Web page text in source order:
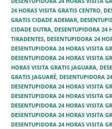
24 HORAS VISITA GRATIS CENTRO,
GRATIS CIDADE ADEMAR‎,
CIDADE DUTRA‎, DESENTUPIDORA 24
TIRADENTES‎, DESENTUPIDORA 24
DESENTUPIDORA 24 HORAS VISITA
DESENTUPIDORA 24 HORAS VISITA
HORAS VISITA GRATIS JAGUARA‎,
GRATIS JAGUARÉ, DESENTUPIDORA
DESENTUPIDORA 24 HORAS VISITA
DESENTUPIDORA 24 HORAS VISITA
DESENTUPIDORA 24 HORAS VISITA
DESENTUPIDORA 24 HORAS VISITA
DESENTUPIDORA 24 HORAS VISITA